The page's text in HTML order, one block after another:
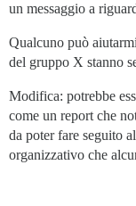
un messaggio a
Qualcuno può
del gruppo X stanno
Modifica: potrebbe
come un report che
da poter fare seguito
organizzativo che